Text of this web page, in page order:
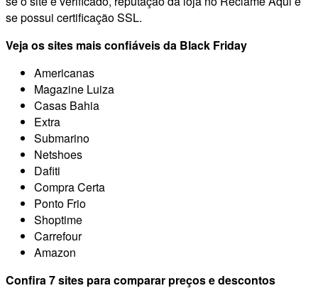
se possui certificação SSL.
Veja os sites mais confiáveis da Black Friday
Americanas
Magazine Luiza
Casas Bahia
Extra
Submarino
Netshoes
Dafiti
Compra Certa
Ponto Frio
Shoptime
Carrefour
Amazon
Confira 7 sites para comparar preços e descontos